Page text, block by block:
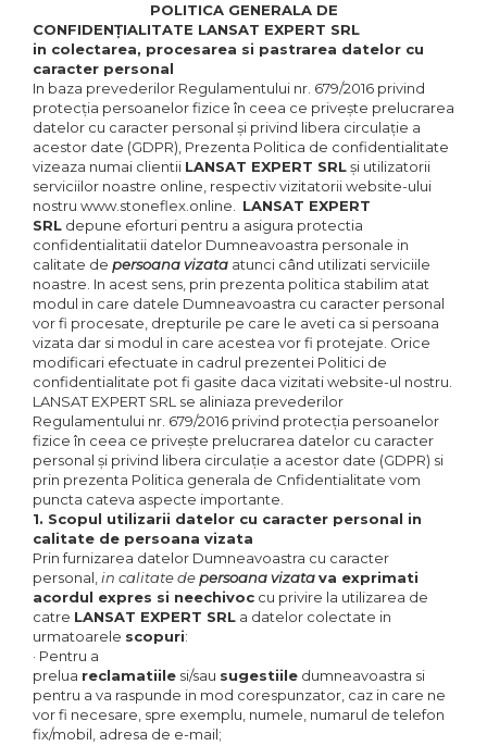
POLITICA GENERALA DE
CONFIDENȚIALITATE LANSAT EXPERT SRL
in colectarea, procesarea si pastrarea datelor cu
caracter personal
In baza prevederilor Regulamentului nr. 679/2016 privind
protecția persoanelor fizice în ceea ce privește prelucrarea
datelor cu caracter personal și privind libera circulație a
acestor date (GDPR), Prezenta Politica de confidentialitate
vizeaza numai clientii LANSAT EXPERT SRLşi utilizatorii
serviciilor noastre online, respectiv vizitatorii website-ului
nostru www.stoneflex.online. LANSAT EXPERT
SRL depune eforturi pentru a asigura protectia
confidentialitatii datelor Dumneavoastra personale in
calitate de persoana vizata atunci când utilizati serviciile
noastre. In acest sens, prin prezenta politica stabilim atat
modul in care datele Dumneavoastra cu caracter personal
vor fi procesate, drepturile pe care le aveti ca si persoana
vizata dar si modul in care acestea vor fi protejate. Orice
modificari efectuate in cadrul prezentei Politici de
confidentialitate pot fi gasite daca vizitati website-ul nostru.
LANSAT EXPERT SRL se aliniaza prevederilor
Regulamentului nr. 679/2016 privind protecția persoanelor
fizice în ceea ce privește prelucrarea datelor cu caracter
personal și privind libera circulație a acestor date (GDPR) si
prin prezenta Politica generala de Cnfidentialitate vom
puncta cateva aspecte importante.
1. Scopul utilizarii datelor cu caracter personal in
calitate de persoana vizata
Prin furnizarea datelor Dumneavoastra cu caracter
personal,in calitate depersoana vizatava exprimati
acordul expres si neechivoc cu privire la utilizarea de
catre LANSAT EXPERT SRL a datelor colectate in
urmatoarele scopuri:
· Pentru a
prelua reclamatiile si/sau sugestiile dumneavoastra si
pentru a va raspunde in mod corespunzator, caz in care ne
vor fi necesare, spre exemplu, numele, numarul de telefon
fix/mobil, adresa de e-mail;